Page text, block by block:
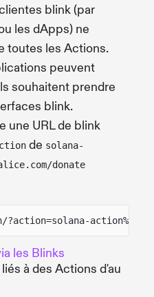
blink (par
les dApps) ne
toutes les Actions.
peuvent
souhaitent prendre
blink.
une URL de blink
de solana-
donate
les Blinks
à des Actions d'au